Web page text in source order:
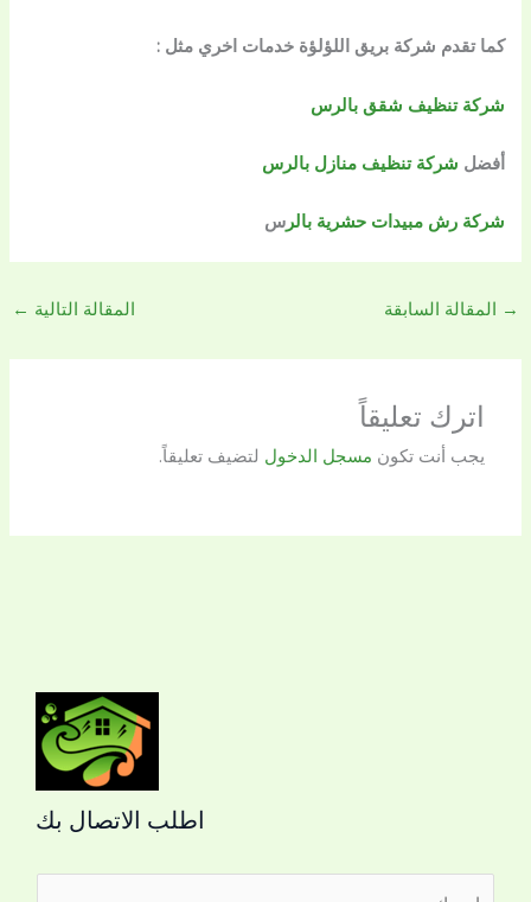
كما تقدم شركة بريق اللؤلؤة خدمات اخري مثل :
شركة تنظيف شقق بالرس
أفضل شركة تنظيف منازل بالرس
شركة رش مبيدات حشرية بالرس
→ المقالة السابقة المقالة التالية ←
اترك تعليقاً
يجب أنت تكون مسجل الدخول لتضيف تعليقاً.
اطلب الاتصال بك